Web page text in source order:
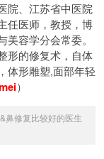
院、江苏省中医院
任医师，教授，博
容学分会常委。
形的修复术，自体
体形雕塑,面部年轻
）
鼻修复比较好的医生